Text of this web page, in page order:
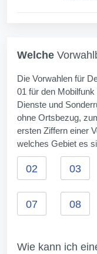
Welche
Die Vorwahlen für
01 für den
Dienste und
ohne Ortsbezug,
ersten Ziffern einer
welches Gebiet es
02 03
07 08
Wie kann ich